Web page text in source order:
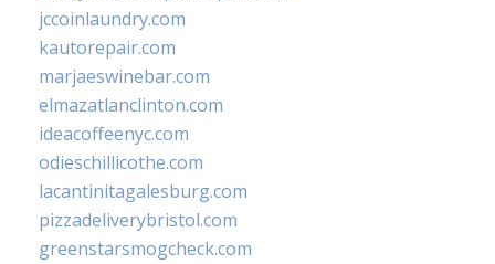
jccoinlaundry.com
kautorepair.com
marjaeswinebar.com
elmazatlanclinton.com
ideacoffeenyc.com
odieschillicothe.com
lacantinitagalesburg.com
pizzadeliverybristol.com
greenstarsmogcheck.com